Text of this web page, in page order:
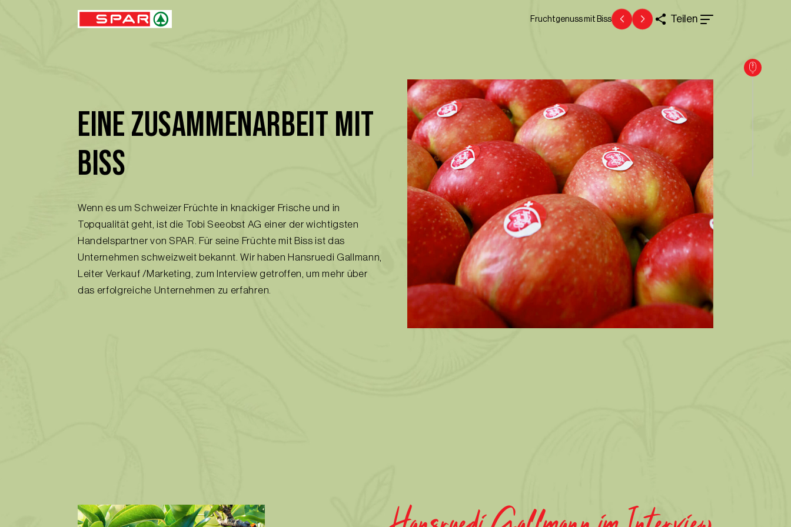
Fruchtgenuss mit Biss Teilen
EINE ZUSAMMENARBEIT MIT
BISS
Wenn es um Schweizer Früchte in knackiger Frische und in
Topqualität geht, ist die Tobi Seeobst AG einer der wichtigsten
Handelspartner von SPAR. Für seine Früchte mit Biss ist das
Unternehmen schweizweit bekannt. Wir haben Hansruedi Gallmann,
Leiter Verkauf /Marketing, zum Interview getroffen, um mehr über
das erfolgreiche Unternehmen zu erfahren.
Hansruedi Gallmann im Interview